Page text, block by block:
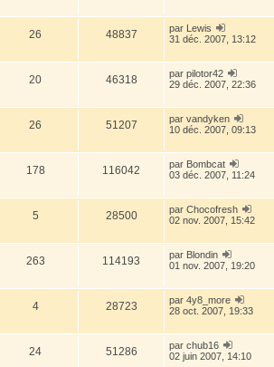
26 48837 par Lewis
31 déc. 2007, 13:12
20 46318 par pilotor42
29 déc. 2007, 22:36
26 51207 par vandyken
10 déc. 2007, 09:13
178 116042 par Bombcat
03 déc. 2007, 11:24
5 28500 par Chocofresh
02 nov. 2007, 15:42
263 114193 par Blondin
01 nov. 2007, 19:20
4 28723 par 4y8_more
28 oct. 2007, 19:33
24 51286 par chub16
02 juin 2007, 14:10